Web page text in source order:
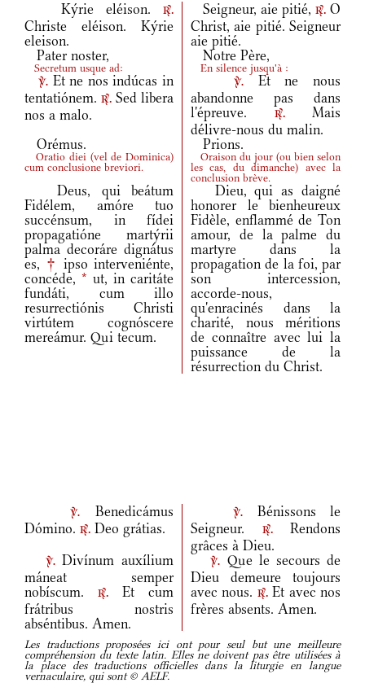
Kýrie eléison. r.
Christe eléison. Kýrie
eleison.
Seigneur, aie pitié, r. O
Christ, aie pitié. Seigneur
aie pitié.
Pater noster,
Notre Père,
Secretum usque ad: En silence jusqu'à :
v.Et ne nos indúcas in
tentatiónem. r. Sed libera
nos a malo.
v.
Et ne nous
abandonne pas dans
l'épreuve.
r.Mais
délivre-nous du malin.
Orémus.
Prions.
Oratio diei (vel de Dominica)
cum conclusione breviori.
Oraison du jour (ou bien selon
les cas, du dimanche) avec la
conclusion brève.
Deus, qui beátum
Fidélem, amóre tuo
succénsum, in fídei
propagatióne martýrii
palma decoráre dignátus
es, † ipso interveniénte,
concéde, * ut, in caritáte
fundáti, cum illo
resurrectiónis Christi
virtútem cognóscere
mereámur. Qui tecum.
Dieu, qui as daigné
honorer le bienheureux
Fidèle, enflammé de Ton
amour, de la palme du
martyre dans la
propagation de la foi, par
son intercession,
accorde-nous,
qu'enracinés dans la
charité, nous méritions
de connaître avec lui la
puissance de la
résurrection du Christ.
v.
Benedicámus
Dómino. r. Deo grátias.
v.
Bénissons le
Seigneur.
r.Rendons
grâces à Dieu.
v.Divínum auxílium
máneat semper
nobíscum.
r.
Et cum
frátribus nostris
abséntibus. Amen.
v. Que le secours de
Dieu demeure toujours
avec nous. r.Et avec nos
frères absents. Amen.
Les traductions proposées ici ont pour seul but une meilleure
compréhension du texte latin. Elles ne doivent pas être utilisées à
la place des traductions officielles dans la liturgie en langue
vernaculaire, qui sont © AELF.